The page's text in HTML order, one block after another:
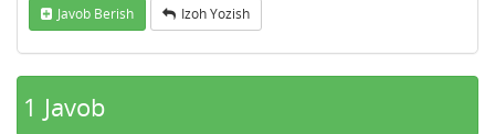
Javob Berish Izoh Yozish
1 Javob